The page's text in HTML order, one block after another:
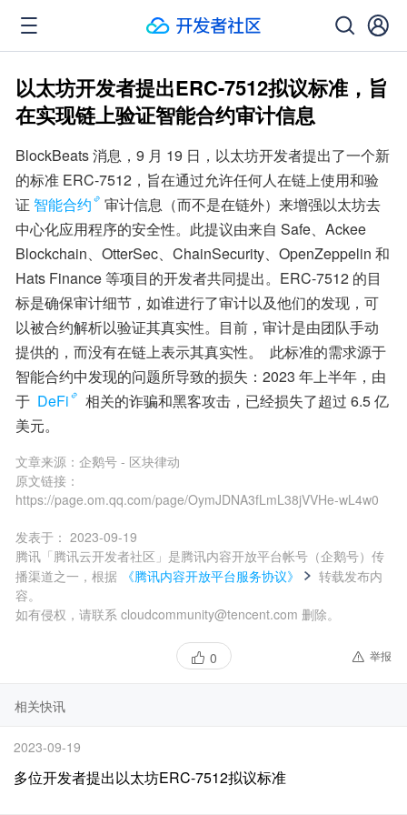
以太坊开发者提出ERC-7512拟议标准，旨
在实现链上验证智能合约审计信息
BlockBeats 消息，9 月 19 日，以太坊开发者提出了一个新
的标准 ERC-7512，旨在通过允许任何人在链上使用和验
证 智能合约
审计信息（而不是在链外）来增强以太坊去
中心化应用程序的安全性。此提议由来自 Safe、Ackee
Blockchain、OtterSec、ChainSecurity、OpenZeppelin 和
Hats Finance 等项目的开发者共同提出。ERC-7512 的目
标是确保审计细节，如谁进行了审计以及他们的发现，可
以被合约解析以验证其真实性。目前，审计是由团队手动
提供的，而没有在链上表示其真实性。  此标准的需求源于
智能合约中发现的问题所导致的损失：2023 年上半年，由
于 DeFi
相关的诈骗和黑客攻击，已经损失了超过 6.5 亿
美元。
文章来源： 企鹅号 - 区块律动
原文链接：
https://page.om.qq.com/page/OymJDNA3fLmL38jVVHe-wL4w0
发表于： 2023-09-19
腾讯「腾讯云开发者社区」是腾讯内容开放平台帐号（企鹅号）传
播渠道之一，根据
《腾讯内容开放平台服务协议》
转载发布内
容。
如有侵权，请联系 cloudcommunity@tencent.com 删除。
0 举报
相关快讯
2023-09-19
多位开发者提出以太坊ERC-7512拟议标准